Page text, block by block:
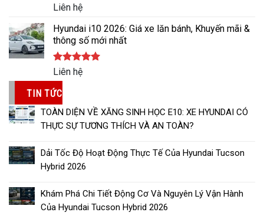
Được xếp
5.00
5 sao
Liên hệ
Hyundai i10 2026: Giá xe lăn bánh, Khuyến mãi &
thông số mới nhất
Được xếp
hạng
5.00
5 sao
Liên hệ
TIN TỨC
TOÀN DIỆN VỀ XĂNG SINH HỌC E10: XE HYUNDAI CÓ
THỰC SỰ TƯƠNG THÍCH VÀ AN TOÀN?
Dải Tốc Độ Hoạt Động Thực Tế Của Hyundai Tucson
Hybrid 2026
Khám Phá Chi Tiết Động Cơ Và Nguyên Lý Vận Hành
Của Hyundai Tucson Hybrid 2026